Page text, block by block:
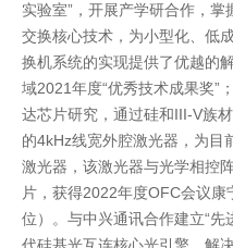
实验室”，开展产学研合作，
交换核心技术，为小型化、低
换机系统的实现提供了优越的
域2021年度“优秀技术成果奖”
达芯片研究，通过硅和III-V族
的4kHz线宽外腔激光器，为目
激光器，该激光器与光学相控
片，获得2022年度OFC会议
位）。与中兴通讯合作建立“